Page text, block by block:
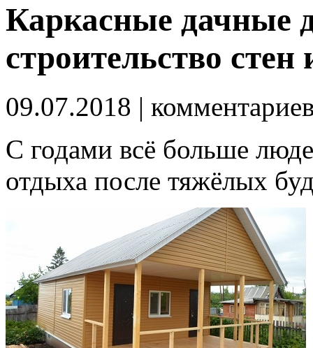
Каркасные дачные
строительство
09.07.2018 |
С годами всё больше
отдыха после тяжёлых